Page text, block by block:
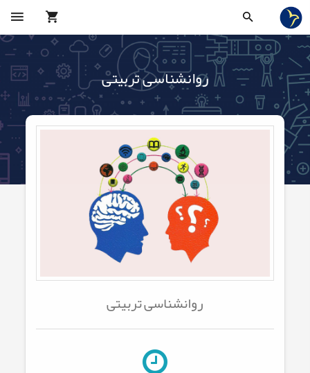
روانشناسی تربیتی
روانشناسی تربیتی